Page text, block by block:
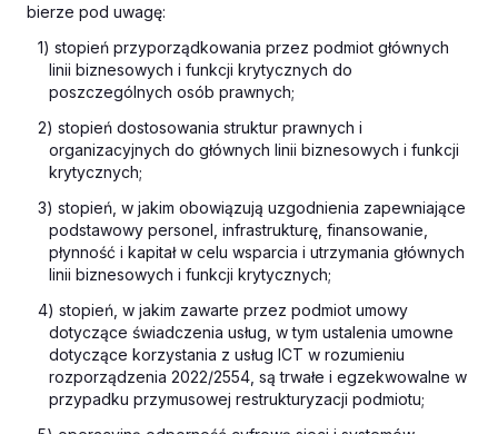
bierze pod uwagę:
1) stopień przyporządkowania przez podmiot głównych
linii biznesowych i funkcji krytycznych do
poszczególnych osób prawnych;
2) stopień dostosowania struktur prawnych i
organizacyjnych do głównych linii biznesowych i funkcji
krytycznych;
3) stopień, w jakim obowiązują uzgodnienia zapewniające
podstawowy personel, infrastrukturę, finansowanie,
płynność i kapitał w celu wsparcia i utrzymania głównych
linii biznesowych i funkcji krytycznych;
4) stopień, w jakim zawarte przez podmiot umowy
dotyczące świadczenia usług, w tym ustalenia umowne
dotyczące korzystania z usług ICT w rozumieniu
rozporządzenia 2022/2554, są trwałe i egzekwowalne w
przypadku przymusowej restrukturyzacji podmiotu;